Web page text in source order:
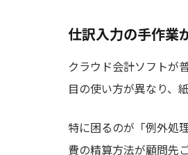
仕訳入力の手作業
クラウド会計ソフトが
目の使い方が異なり、
特に困るのが「例外処
費の精算方法が顧問先